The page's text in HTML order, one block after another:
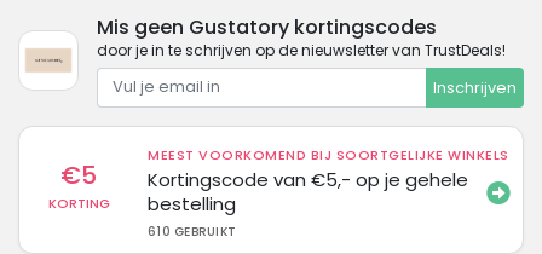
Mis geen Gustatory kortingscodes
door je in te schrijven op de nieuwsletter van TrustDeals!
Inschrijven
€5
KORTING
MEEST VOORKOMEND BIJ SOORTGELIJKE WINKELS
Kortingscode van €5,- op je gehele
bestelling
610 GEBRUIKT